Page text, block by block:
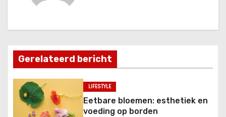
t
n
a
Gerelateerd bericht
LIFESTYLE
Eetbare bloemen: esthetiek en
voeding op borden